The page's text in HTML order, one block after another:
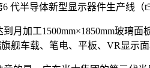
代半导体新型显示器件生产线（
月加工1500mm×1850mm玻璃
舰车载、笔电、平板、VR显示